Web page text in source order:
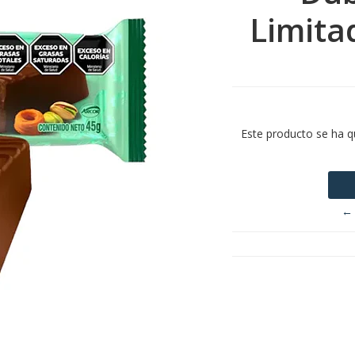
Este producto se ha
←